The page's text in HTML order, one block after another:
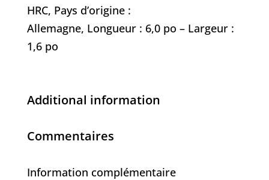
HRC, Pays d’origine :
Allemagne, Longueur : 6,0 po – Largeur :
1,6 po
Additional information
Commentaires
Information complémentaire